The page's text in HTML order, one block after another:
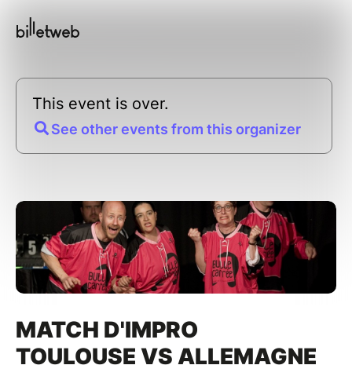
This event is over.
See other events from this organizer
MATCH D'IMPRO
TOULOUSE VS ALLEMAGNE